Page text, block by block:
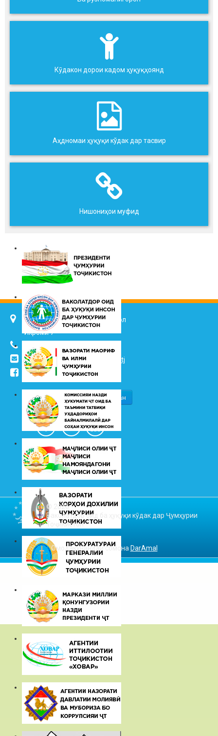
Кӯдакон дорои кадом ҳуқуқҳоянд
Аҳдномаи ҳуқуқи кўдак дар тасвир
Нишониҳои муфид
734025, ш. Душанбе, кӯч. Ҷалол
Икромӣ 7
(+992 37) 2217352
info@vhk.tj
info@ombudsman.tj
/kudakon
© 2026
Ваколатдор оид ба ҳуқуқи кӯдак дар Ҷумҳурии
Тоҷикистон
Омодакунандаи сомона DarAmal